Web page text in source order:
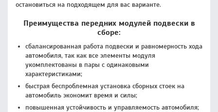
остановиться на подходящем для вас варианте.
Преимущества передних модулей подвески в
сборе:
сбалансированная работа подвески и равномерность хода
автомобиля, так как все элементы модуля
укомплектованы в пары с одинаковыми
характеристиками;
быстрая беспроблемная установка сборных стоек на
автомобиль экономит время и силы;
повышенная устойчивость и управляемость автомобиля;